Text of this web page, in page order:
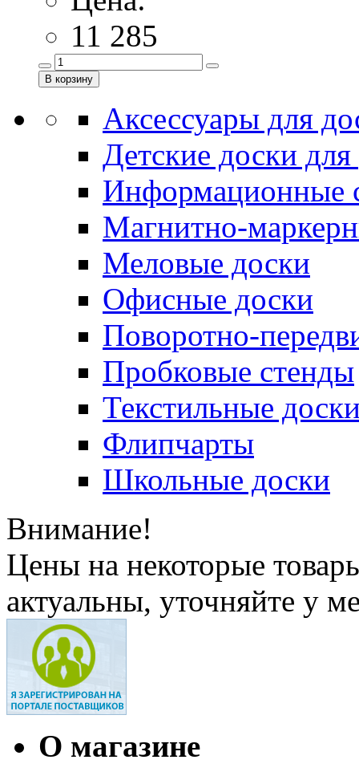
11 285
Аксессуары для
Детские доски
Информационные
Магнитно-
Меловые доски
Офисные доски
Поворотно-
Пробковые стенды
Текстильные
Флипчарты
Школьные доски
Внимание!
Цены на некоторые
актуальны, уточняйте у
О магазине